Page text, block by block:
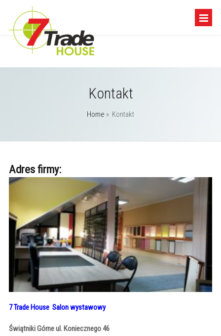
Kontakt
Home » Kontakt
Adres firmy:
7 Trade House Salon wystawowy
Świątniki Górneul. Koniecznego 46